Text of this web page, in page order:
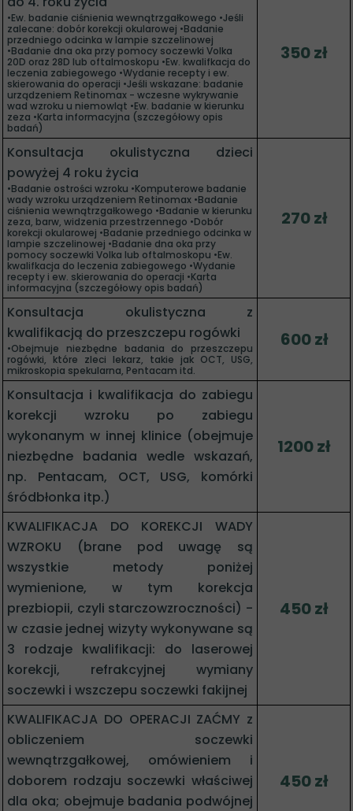
•Ew. badanie ciśnienia wewnątrzgałkowego •Jeśli
zalecane: dobór korekcji okularowej •Badanie
przedniego odcinka w lampie szczelinowej
•Badanie dna oka przy pomocy soczewki Volka
20D oraz 28D lub oftalmoskopu •Ew. kwalifkacja do
leczenia zabiegowego •Wydanie recepty i ew.
skierowania do operacji •Jeśli wskazane: badanie
urządzeniem Retinomax - wczesne wykrywanie
wad wzroku u niemowląt •Ew. badanie w kierunku
zeza •Karta informacyjna (szczegółowy opis
badań)
350 zł
Konsultacja okulistyczna dzieci
powyżej 4 roku życia
•Badanie ostrości wzroku •Komputerowe badanie
wady wzroku urządzeniem Retinomax •Badanie
ciśnienia wewnątrzgałkowego •Badanie w kierunku
zeza, barw, widzenia przestrzennego •Dobór
korekcji okularowej •Badanie przedniego odcinka w
lampie szczelinowej •Badanie dna oka przy
pomocy soczewki Volka lub oftalmoskopu •Ew.
kwalifkacja do leczenia zabiegowego •Wydanie
recepty i ew. skierowania do operacji •Karta
informacyjna (szczegółowy opis badań)
270 zł
Konsultacja okulistyczna z
kwalifikacją do przeszczepu rogówki
•Obejmuje niezbędne badania do przeszczepu
rogówki, które zleci lekarz, takie jak OCT, USG,
mikroskopia spekularna, Pentacam itd.
600 zł
Konsultacja i kwalifikacja do zabiegu
korekcji wzroku po zabiegu
wykonanym w innej klinice (obejmuje
niezbędne badania wedle wskazań,
np. Pentacam, OCT, USG, komórki
śródbłonka itp.)
1200 zł
KWALIFIKACJA DO KOREKCJI WADY
WZROKU (brane pod uwagę są
wszystkie metody poniżej
wymienione, w tym korekcja
prezbiopii, czyli starczowzroczności) -
w czasie jednej wizyty wykonywane są
3 rodzaje kwalifikacji: do laserowej
korekcji, refrakcyjnej wymiany
soczewki i wszczepu soczewki fakijnej
450 zł
KWALIFIKACJA DO OPERACJI ZAĆMY z
obliczeniem soczewki
wewnątrzgałkowej, omówieniem i
doborem rodzaju soczewki właściwej
dla oka; obejmuje badania podwójnej
450 zł